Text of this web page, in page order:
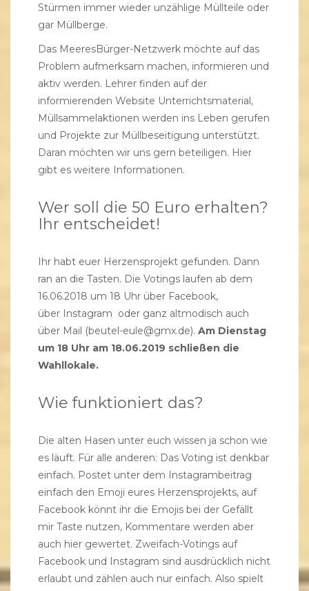
Stürmen immer wieder unzählige Müllteile oder
gar Müllberge.
Das MeeresBürger-Netzwerk möchte auf das
Problem aufmerksam machen, informieren und
aktiv werden. Lehrer finden auf der
informierenden Website Unterrichtsmaterial,
Müllsammelaktionen werden ins Leben gerufen
und Projekte zur Müllbeseitigung unterstützt.
Daran möchten wir uns gern beteiligen. Hier
gibt es weitere Informationen.
Wer soll die 50 Euro erhalten?
Ihr entscheidet!
Ihr habt euer Herzensprojekt gefunden. Dann
ran an die Tasten. Die Votings laufen ab dem
16.06.2018 um 18 Uhr über Facebook,
über Instagram oder ganz altmodisch auch
über Mail (beutel-eule@gmx.de). Am Dienstag
um 18 Uhr am 18.06.2019 schließen die
Wahllokale.
Wie funktioniert das?
Die alten Hasen unter euch wissen ja schon wie
es läuft. Für alle anderen: Das Voting ist denkbar
einfach. Postet unter dem Instagrambeitrag
einfach den Emoji eures Herzensprojekts, auf
Facebook könnt ihr die Emojis bei der Gefällt
mir Taste nutzen, Kommentare werden aber
auch hier gewertet. Zweifach-Votings auf
Facebook und Instagram sind ausdrücklich nicht
erlaubt und zählen auch nur einfach. Also spielt